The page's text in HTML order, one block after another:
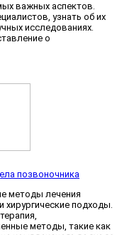
важных аспектов.
узнать об их
исследованиях.
о
позвоночника
методы лечения
подходы.
методы, такие как